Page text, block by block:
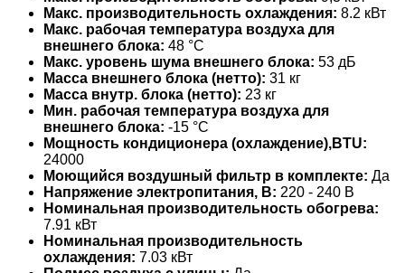
Макс. производительность охлаждения: 8.2 кВт
Макс. рабочая температура воздуха для
внешнего блока: 48 °С
Макс. уровень шума внешнего блока: 53 дБ
Масса внешнего блока (нетто): 31 кг
Масса внутр. блока (нетто): 23 кг
Мин. рабочая температура воздуха для
внешнего блока: -15 °С
Мощность кондиционера (охлаждение),BTU:
24000
Моющийся воздушный фильтр в комплекте: Да
Напряжение электропитания, В: 220 - 240 В
Номинальная производительность обогрева:
7.91 кВт
Номинальная производительность
охлаждения: 7.03 кВт